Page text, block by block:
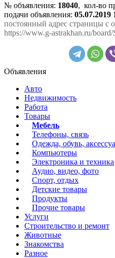
№ объявления: 18040, кол-во
подачи объявления: 05.07.2019
постоянный адрес страницы с
https://www.g-astrakhan.ru/
Объявления
Авто
Недвижимость
Работа
Товары
Мебель
Телефоны, связь
Одежда, обувь,
Компьютеры
Электроника и техника
Аудио, видео, фото
Спорт, отдых
Детские товары
Продукты
Прочие товары
Услуги
Строительство и ремонт
Животные
Знакомства
Разное